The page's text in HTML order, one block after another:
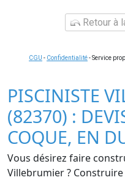
Retour à
CGU - Confidentialité- Service
PISCINISTE
(82370) :
COQUE, EN
Vous désirez faire
Villebrumier ?